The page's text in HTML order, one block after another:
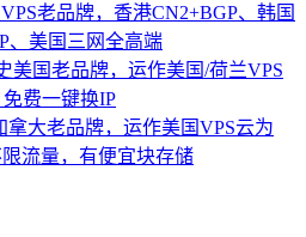
老品牌，香港CN2+BGP、韩国
、美国三网全高端
美国老品牌，运作美国/荷兰VPS
费一键换IP
拿大老品牌，运作美国VPS云为
流量，有便宜块存储